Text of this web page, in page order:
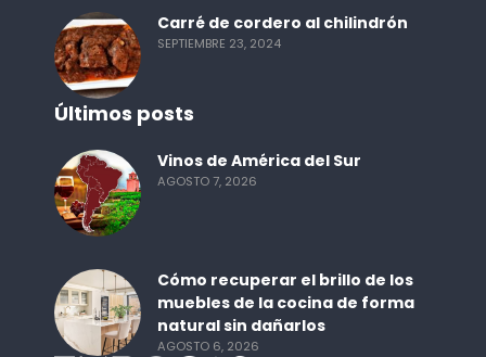
Carré de cordero al chilindrón
SEPTIEMBRE 23, 2024
Últimos posts
Vinos de América del Sur
AGOSTO 7, 2026
Cómo recuperar el brillo de los
muebles de la cocina de forma
natural sin dañarlos
AGOSTO 6, 2026